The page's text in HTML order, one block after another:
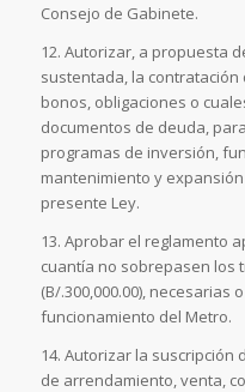
Consejo de Gabinete.
12. Autorizar, a propuesta
sustentada, la
bonos, obligaciones o
documentos de deuda,
programas de inversión,
mantenimiento y
presente Ley.
13. Aprobar el reglamento
cuantía no sobrepasen los
(B/.300,000.00),
funcionamiento del Metro.
14. Autorizar la
de arrendamiento, venta,